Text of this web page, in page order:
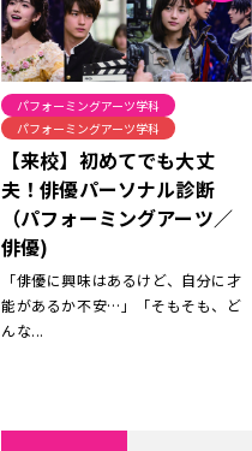
パフォーミングアーツ学科
パフォーミングアーツ学科
【来校】初めてでも大丈
夫！俳優パーソナル診断
（パフォーミングアーツ／
俳優)
「俳優に興味はあるけど、自分に才
能があるか不安…」「そもそも、ど
んな...